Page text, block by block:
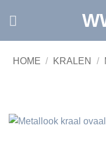
HOME / KRALEN /